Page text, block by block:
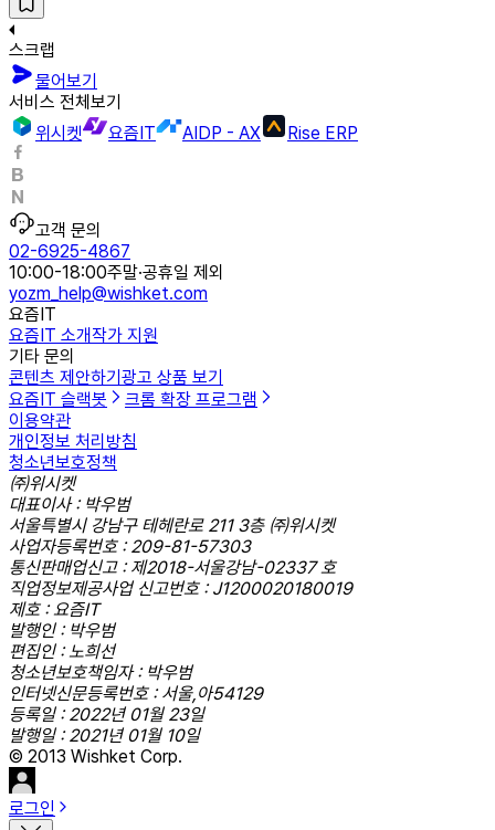
스크랩
물어보기
서비스 전체보기
위시켓
요즘IT AIDP - AX Rise ERP
고객 문의
02-6925-4867
10:00-18:00주말·공휴일 제외
yozm_help@wishket.com
요즘IT
요즘IT 소개작가 지원
기타 문의
콘텐츠 제안하기 광고 상품 보기
요즘IT 슬랙봇
크롬 확장 프로그램
이용약관
개인정보 처리방침
청소년보호정책
㈜위시켓
대표이사 : 박우범
서울특별시 강남구 테헤란로 211 3층 ㈜위시켓
사업자등록번호 : 209-81-57303
통신판매업신고 : 제2018-서울강남-02337 호
직업정보제공사업 신고번호 : J1200020180019
제호 : 요즘IT
발행인 : 박우범
편집인 : 노희선
청소년보호책임자 : 박우범
인터넷신문등록번호 : 서울,아54129
등록일 : 2022년 01월 23일
발행일 : 2021년 01월 10일
© 2013 Wishket Corp.
로그인